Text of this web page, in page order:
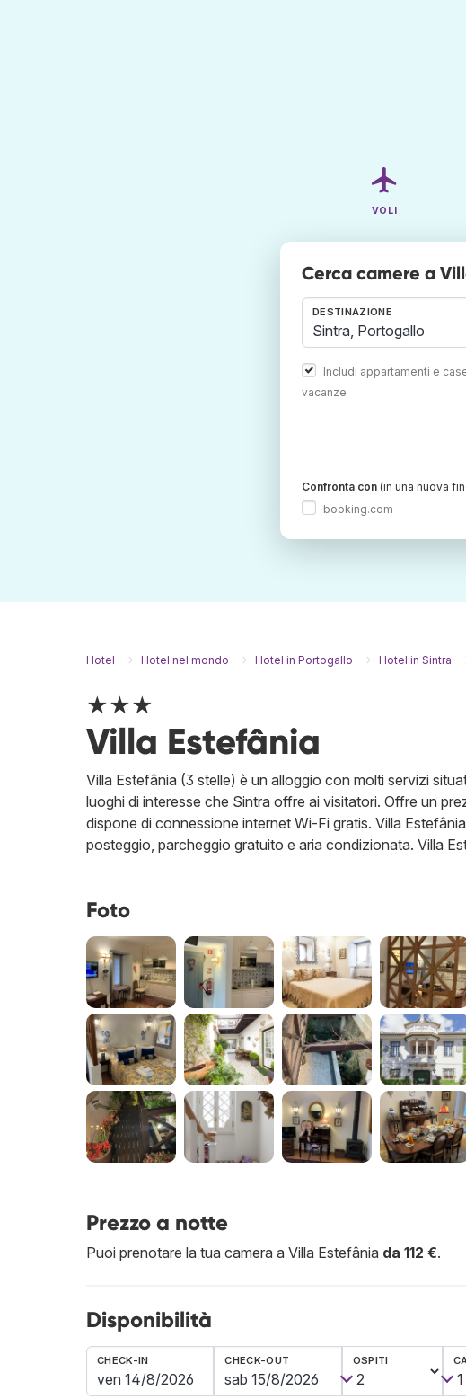
VOLI
Cerca camere a
DESTINAZIONE
Includi appartamenti e
vacanze
Confronta con (in una nuova
booking.com
Hotel Hotel nel mondo Hotel in Portogallo Hotel in Sintra
★★★
Villa Estefânia
Villa Estefânia (3 stelle) è un alloggio con molti servizi
luoghi di interesse che Sintra offre ai visitatori. Offre un
dispone di connessione internet Wi-Fi gratis. Villa
posteggio, parcheggio gratuito e aria condizionata. Villa
Foto
Prezzo a notte
Puoi prenotare la tua camera a Villa Estefânia da 112 €.
Disponibilità
CHECK-IN CHECK-OUT OSPITI